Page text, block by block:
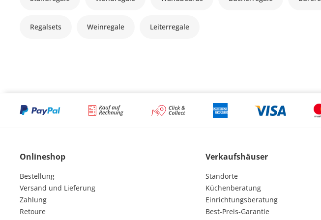
Regalsets Weinregale Leiterregale
Onlineshop
Bestellung
Versand und Lieferung
Zahlung
Retoure
Verkaufshäuser
Standorte
Küchenberatung
Einrichtungsberatung
Best-Preis-Garantie